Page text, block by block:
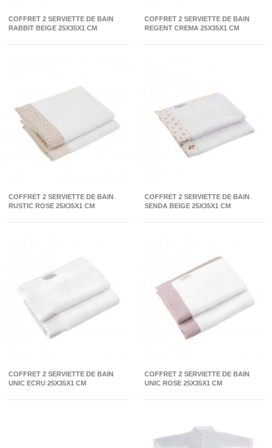
COFFRET 2 SERVIETTE DE BAIN
RABBIT BEIGE 25X35X1 CM
COFFRET 2 SERVIETTE DE BAIN
REGENT CREMA 25X35X1 CM
COFFRET 2 SERVIETTE DE BAIN
RUSTIC ROSE 25X35X1 CM
COFFRET 2 SERVIETTE DE BAIN
SENDA BEIGE 25X35X1 CM
COFFRET 2 SERVIETTE DE BAIN
UNIC ECRU 25X35X1 CM
COFFRET 2 SERVIETTE DE BAIN
UNIC ROSE 25X35X1 CM